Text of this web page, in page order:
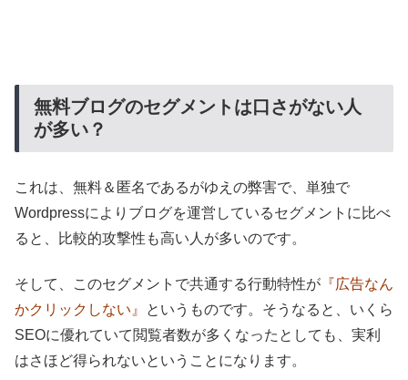
無料ブログのセグメントは口さがない人
が多い？
これは、無料＆匿名であるがゆえの弊害で、単独で
Wordpressによりブログを運営しているセグメントに比べ
ると、比較的攻撃性も高い人が多いのです。
そして、このセグメントで共通する行動特性が 『広告なん
かクリックしない』
というものです。そうなると、いくら
SEOに優れていて閲覧者数が多くなったとしても、実利
はさほど得られないということになります。